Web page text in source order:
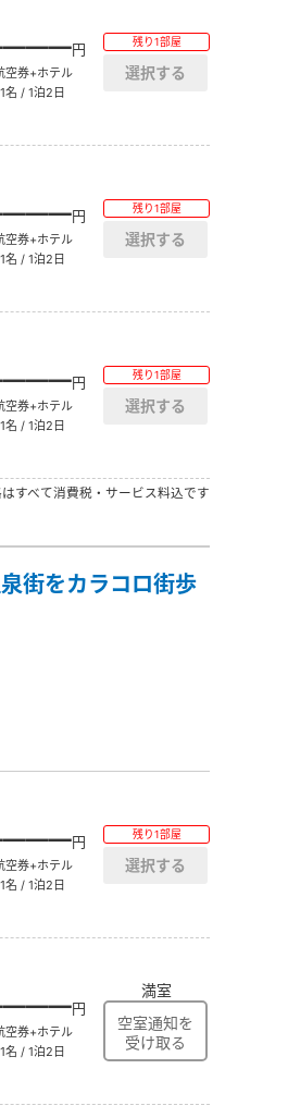
円
空券+ホテル
1名 / 1泊2日
残り1部屋
円
空券+ホテル
1名 / 1泊2日
残り1部屋
円
空券+ホテル
1名 / 1泊2日
残り1部屋
すべて消費税・サービス料込です
街をカラコロ街歩
円
空券+ホテル
1名 / 1泊2日
残り1部屋
円
空券+ホテル
1名 / 1泊2日
満室